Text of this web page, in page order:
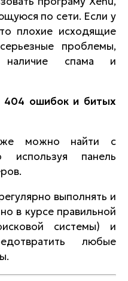
по сети. Если у
плохие исходящие
проблемы,
наличие спама и
404 ошибок и битых
можно найти с
панель
выполнять и
в курсе правильной
системы) и
любые